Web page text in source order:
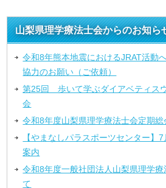
山梨県理学療法士会からのお知ら
令和8年熊本地震におけるJRAT活動
協力のお願い（ご依頼）
第25回 歩いて学ぶダイアベティス
会
令和8年度山梨県理学療法士会定期
【やまなしパラスポーツセンター】
案内
令和8年度一般社団法人山梨県理学
て